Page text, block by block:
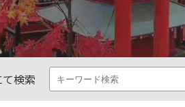
検索